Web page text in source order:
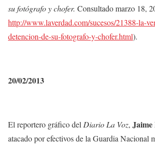
su fotógrafo y chofer. Consultado marzo 18,
http://www.laverdad.com/sucesos/21388-la-
detencion-de-su-fotografo-y-chofer.html).
20/02/2013
El reportero gráfico del Diario La Voz,
atacado por efectivos de la Guardia Nacional